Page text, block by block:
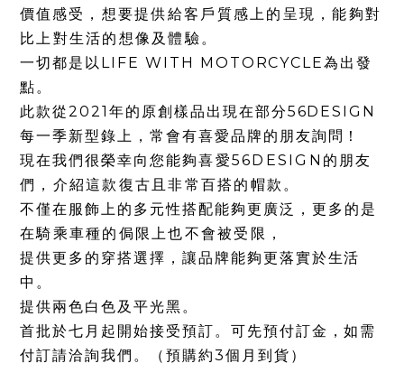
價值感受，想要提供給客戶質感上的呈現，能夠對
比上對生活的想像及體驗。
一切都是以LIFE WITH MOTORCYCLE為出發
點。
此款從2021年的原創樣品出現在部分56DESIGN
每一季新型錄上，常會有喜愛品牌的朋友詢問！
現在我們很榮幸向您能夠喜愛56DESIGN的朋友
們，介紹這款復古且非常百搭的帽款。
不僅在服飾上的多元性搭配能夠更廣泛， 更多的是
在騎乘車種的侷限上也不會被受限，
提供更多的穿搭選擇，讓品牌能夠更落實於生活
中。
提供兩色白色及平光黑。
首批於七月起開始接受預訂。可先預付訂金，如需
付訂請洽詢我們。（預購約3個月到貨）